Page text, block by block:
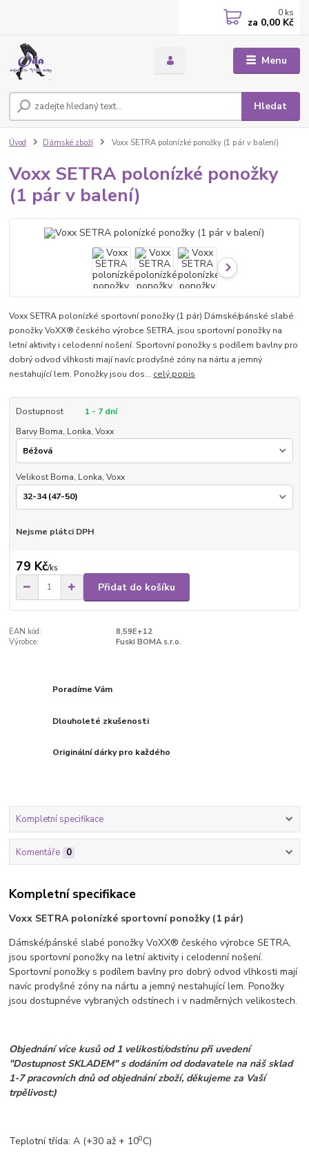
Menu
Hledat
0 ks
za 0,00 Kč
Úvod Dámské zboží Voxx SETRA polonízké ponožky (1 pár v balení)
Voxx SETRA polonízké ponožky
(1 pár v balení)
Voxx SETRA polonízké sportovní ponožky (1 pár) Dámské/pánské slabé
ponožky VoXX® českého výrobce SETRA, jsou sportovní ponožky na
letní aktivity i celodenní nošení. Sportovní ponožky s podílem bavlny pro
dobrý odvod vlhkosti mají navíc prodyšné zóny na nártu a jemný
nestahující lem. Ponožky jsou dos... celý popis
Dostupnost
1 - 7 dní
Barvy Boma, Lonka, Voxx
Velikost Boma, Lonka, Voxx
Nejsme plátci DPH
79 Kč/ks
Přidat do košíku
EAN kód:
8,59E+12
Výrobce:
Fuski BOMA s.r.o.
Poradíme Vám
Dlouholeté zkušenosti
Originální dárky pro každého
Kompletní specifikace
Komentáře 0
Kompletní specifikace
Voxx SETRA polonízké sportovní ponožky (1 pár)
Dámské/pánské slabé ponožky VoXX® českého výrobce SETRA,
jsou sportovní ponožky na letní aktivity i celodenní nošení.
Sportovní ponožky s podílem bavlny pro dobrý odvod vlhkosti mají
navíc prodyšné zóny na nártu a jemný nestahující lem. Ponožky
jsou dostupnéve vybraných odstínech i v nadměrných velikostech.
Objednání více kusů od 1 velikosti/odstínu při uvedení
"Dostupnost SKLADEM" s dodáním od dodavatele na náš sklad
1-7 pracovních dnů od objednání zboží, děkujeme za Vaší
trpělivost:)
Teplotní třída: A (+30 až + 100C)